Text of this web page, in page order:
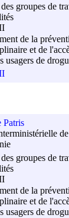
groupes de
de la
et de
usagers de
Patris
groupes de
de la
et de
usagers de